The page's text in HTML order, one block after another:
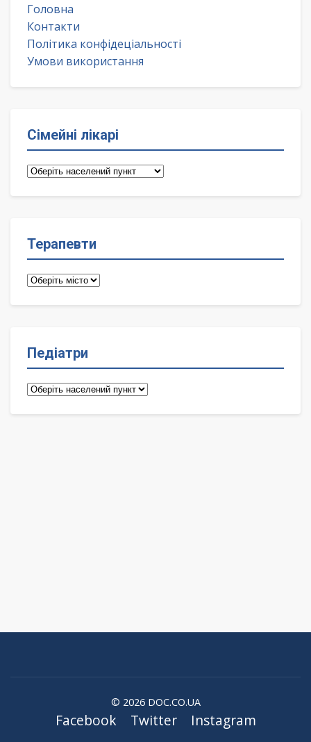
Головна
Контакти
Політика конфідеціальності
Умови використання
Сімейні лікарі
Сімейні
Терапевти
Терапевти
Педіатри
Педіатри
© 2026 DOC.CO.UA
Facebook Twitter Instagram